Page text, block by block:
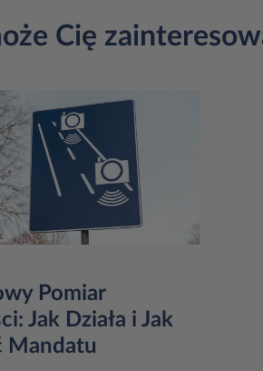
Cię
Pomiar
Jak Działa i Jak
Mandatu